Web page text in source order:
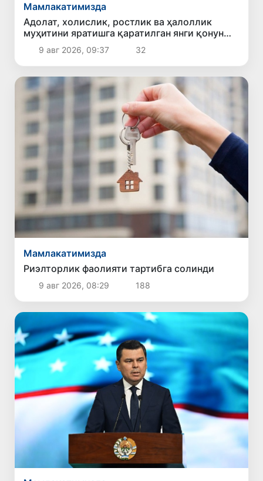
Мамлакатимизда
Адолат, холислик, ростлик ва ҳалоллик
муҳитини яратишга қаратилган янги қонун
тафсилоти
9 авг 2026, 09:37 32
Мамлакатимизда
Риэлторлик фаолияти тартибга солинди
9 авг 2026, 08:29 188